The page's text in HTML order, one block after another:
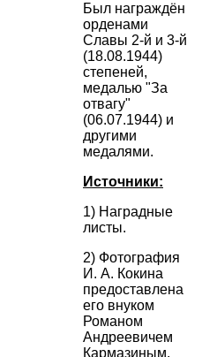
Был награждён
орденами
Славы 2-й и 3-й
(18.08.1944)
степеней,
медалью "За
отвагу"
(06.07.1944) и
другими
медалями.
Источники:
1) Наградные
листы.
2) Фотография
И. А. Кокина
предоставлена
его внуком
Романом
Андреевичем
Кармазиным.